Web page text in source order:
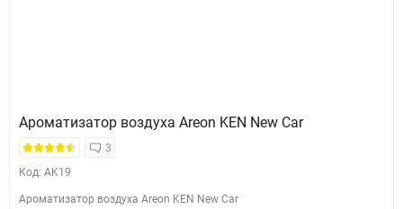
Ароматизатор воздуха Areon KEN New Car
3
Код: AK19
Ароматизатор воздуха Areon KEN New Car